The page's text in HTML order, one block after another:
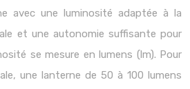
avec une luminosité adaptée à la
et une autonomie suffisante pour
se mesure en lumens (lm). Pour
une lanterne de 50 à 100 lumens